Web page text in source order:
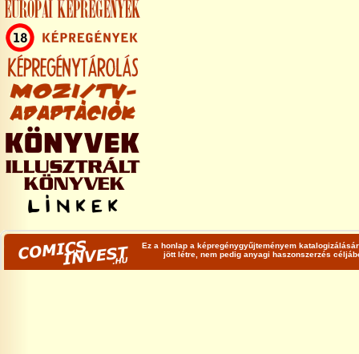
Ez a honlap a képregénygyűjteményem
jött létre, nem pedig anyagi haszonszerzés